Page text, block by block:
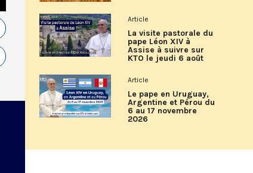
Article
La visite pastorale du
pape Léon XIV à
Assise à suivre sur
KTO le jeudi 6 août
Article
Le pape en Uruguay,
Argentine et Pérou du
6 au 17 novembre
2026